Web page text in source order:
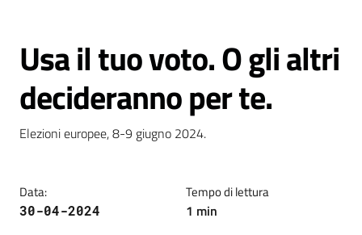
Chi
Siamo
Opportunità
Formazione
Salta al contenuto
Usa il tuo voto. O gli altri
decideranno per te.
Elezioni europee, 8-9 giugno 2024.
Data:
30-04-2024
Tempo di lettura
1 min